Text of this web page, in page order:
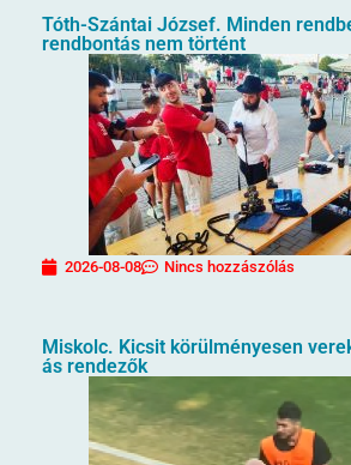
Tóth-Szántai József. Minden
rendbontás nem történt
2026-08-08 Nincs hozzászólás
Miskolc. Kicsit körülményesen
ás rendezők